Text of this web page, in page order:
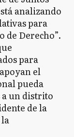
analizando
para
de Derecho”.
para
el
pueda
un distrito
de la